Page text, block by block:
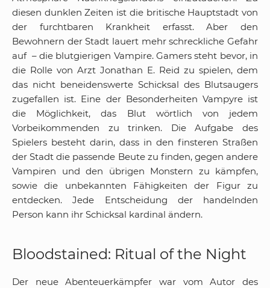
diesen dunklen Zeiten ist die britische Hauptstadt von
der furchtbaren Krankheit erfasst. Aber den
Bewohnern der Stadt lauert mehr schreckliche Gefahr
auf – die blutgierigen Vampire. Gamers steht bevor, in
die Rolle von Arzt Jonathan E. Reid zu spielen, dem
das nicht beneidenswerte Schicksal des Blutsaugers
zugefallen ist. Eine der Besonderheiten Vampyre ist
die Möglichkeit, das Blut wörtlich von jedem
Vorbeikommenden zu trinken. Die Aufgabe des
Spielers besteht darin, dass in den finsteren Straßen
der Stadt die passende Beute zu finden, gegen andere
Vampiren und den übrigen Monstern zu kämpfen,
sowie die unbekannten Fähigkeiten der Figur zu
entdecken. Jede Entscheidung der handelnden
Person kann ihr Schicksal kardinal ändern.
Bloodstained: Ritual of the Night
Der neue Abenteuerkämpfer war vom Autor des